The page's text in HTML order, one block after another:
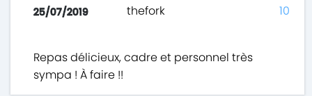
25/07/2019 thefork
Repas délicieux, cadre et personnel très
sympa ! À faire !!
10